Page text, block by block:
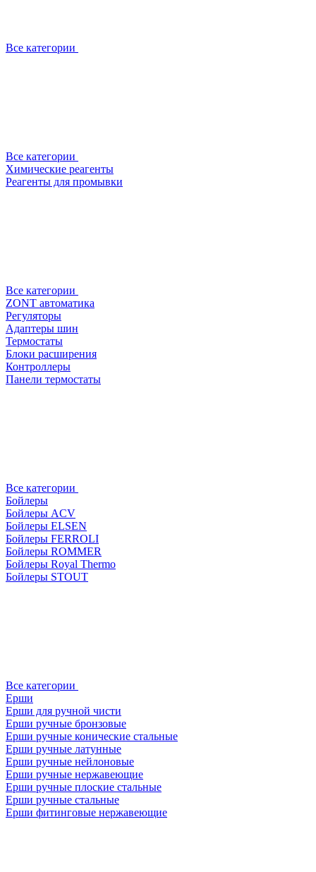
Все категории
Все категории
Химические реагенты
Реагенты для промывки
Все категории
ZONT автоматика
Регуляторы
Адаптеры шин
Термостаты
Блоки расширения
Контроллеры
Панели термостаты
Все категории
Бойлеры
Бойлеры ACV
Бойлеры ELSEN
Бойлеры FERROLI
Бойлеры ROMMER
Бойлеры Royal Thermo
Бойлеры STOUT
Все категории
Ерши
Ерши для ручной чисти
Ерши ручные бронзовые
Ерши ручные конические стальные
Ерши ручные латунные
Ерши ручные нейлоновые
Ерши ручные нержавеющие
Ерши ручные плоские стальные
Ерши ручные стальные
Ерши фитинговые нержавеющие